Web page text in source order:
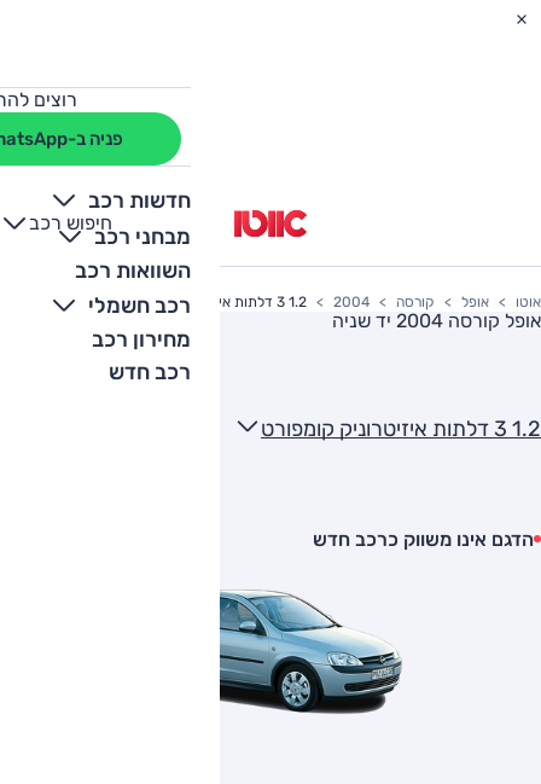
רוצים
פניה ב-WhatsApp
חדשות רכב
מבחני רכב
השוואות רכב
רכב חשמלי
מחירון רכב
רכב חדש
חיפוש רכב
+
-
אוטו אופל קורסה 2004 1.2 3 דלתות איזיטרוניק קומפורט
אופל קורסה 2004 יד שניה
1.2 3 דלתות איזיטרוניק קומפורט
הדגם אינו משווק כרכב חדש